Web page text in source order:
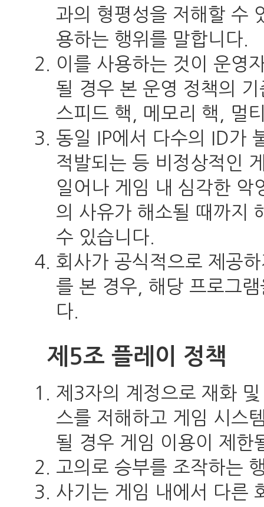
과의 형평성을 저해할 수
용하는 행위를 말합니다.
이를 사용하는 것이 운영
될 경우 본 운영 정책의
스피드 핵, 메모리 핵, 멀
동일 IP에서 다수의 ID가
적발되는 등 비정상적인
일어나 게임 내 심각한 악
의 사유가 해소될 때까지
수 있습니다.
회사가 공식적으로 제공
를 본 경우, 해당 프로그
다.
제5조 플레이 정책
제3자의 계정으로 재화
스를 저해하고 게임 시스
될 경우 게임 이용이 제한
고의로 승부를 조작하는
사기는 게임 내에서 다른